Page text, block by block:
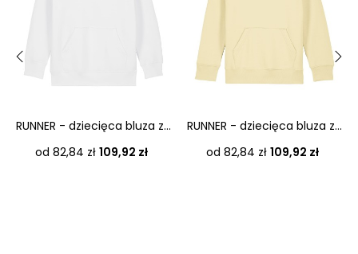
RUNNER - dziecięca bluza z...
od 82,84 zł Cena
109,92 zł
RUNNER - dziecięca bluza z...
od 82,84 zł Cena
109,92 zł